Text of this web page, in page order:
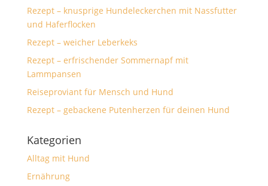
Rezept – knusprige Hundeleckerchen mit Nassfutter
und Haferflocken
Rezept – weicher Leberkeks
Rezept – erfrischender Sommernapf mit
Lammpansen
Reiseproviant für Mensch und Hund
Rezept – gebackene Putenherzen für deinen Hund
Kategorien
Alltag mit Hund
Ernährung